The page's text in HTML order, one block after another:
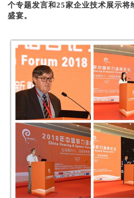
个专题发言和25家企业技术展示将
盛宴。